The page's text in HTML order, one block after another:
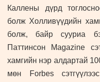
Каллены дүрд
болж Холливүүдийн
болж, байр сууриа
Паттинсон Magazine
хамгийн нэр алдартай
мөн Forbes